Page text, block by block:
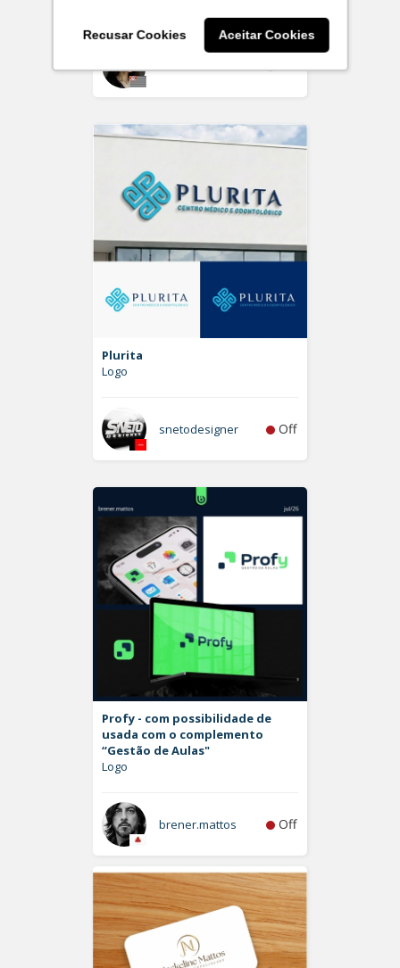
Recusar Cookies Aceitar Cookies
larissaserr Off
Plurita
Logo
snetodesigner Off
Profy - com possibilidade de
usada com o complemento
“Gestão de Aulas"
Logo
brener.mattos Off